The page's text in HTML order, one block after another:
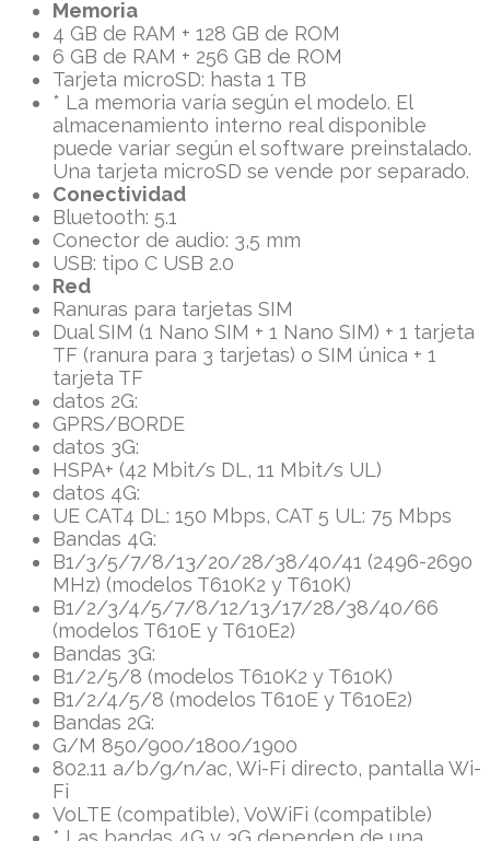
Memoria
4 GB de RAM + 128 GB de ROM
6 GB de RAM + 256 GB de ROM
Tarjeta microSD: hasta 1 TB
* La memoria varía según el modelo. El
almacenamiento interno real disponible
puede variar según el software preinstalado.
Una tarjeta microSD se vende por separado.
Conectividad
Bluetooth: 5.1
Conector de audio: 3,5 mm
USB: tipo C USB 2.0
Red
Ranuras para tarjetas SIM
Dual SIM (1 Nano SIM + 1 Nano SIM) + 1 tarjeta
TF (ranura para 3 tarjetas) o SIM única + 1
tarjeta TF
datos 2G:
GPRS/BORDE
datos 3G:
HSPA+ (42 Mbit/s DL, 11 Mbit/s UL)
datos 4G:
UE CAT4 DL: 150 Mbps, CAT 5 UL: 75 Mbps
Bandas 4G:
B1/3/5/7/8/13/20/28/38/40/41 (2496-2690
MHz) (modelos T610K2 y T610K)
B1/2/3/4/5/7/8/12/13/17/28/38/40/66
(modelos T610E y T610E2)
Bandas 3G:
B1/2/5/8 (modelos T610K2 y T610K)
B1/2/4/5/8 (modelos T610E y T610E2)
Bandas 2G:
G/M 850/900/1800/1900
802.11 a/b/g/n/ac, Wi-Fi directo, pantalla Wi-
Fi
VoLTE (compatible), VoWiFi (compatible)